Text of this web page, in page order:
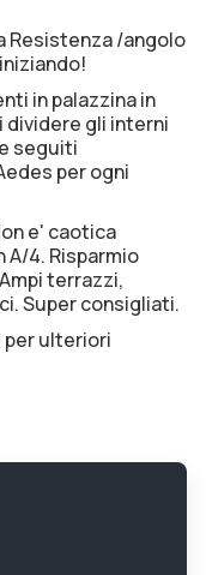
Resistenza /angolo
in palazzina in
dividere gli interni
seguiti
per ogni
e' caotica
A/4. Risparmio
terrazzi,
Super consigliati.
per ulteriori